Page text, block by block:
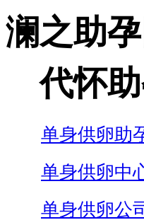
澜之助
代怀
单身供卵助
单身供卵中
单身供卵公